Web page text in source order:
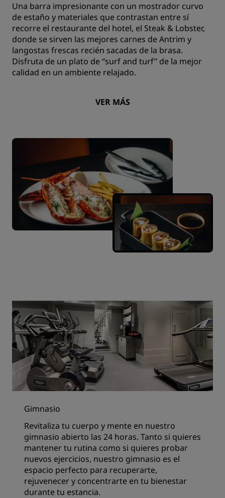
Una barra impresionante con un mostrador curvo
de estaño y materiales que contrastan entre sí
recorre el restaurante del hotel, el Steak & Lobster,
donde se sirven las mejores carnes de Antrim y
langostas frescas recién sacadas de la brasa.
Disfruta de un plato de “surf and turf” de la mejor
calidad en un ambiente relajado.
VER MÁS
Gimnasio
Revitaliza tu cuerpo y mente en nuestro
gimnasio abierto las 24 horas. Tanto si quieres
mantener tu rutina como si quieres probar
nuevos ejercicios, nuestro gimnasio es el
espacio perfecto para recuperarte,
rejuvenecer y concentrarte en tu bienestar
durante tu estancia.